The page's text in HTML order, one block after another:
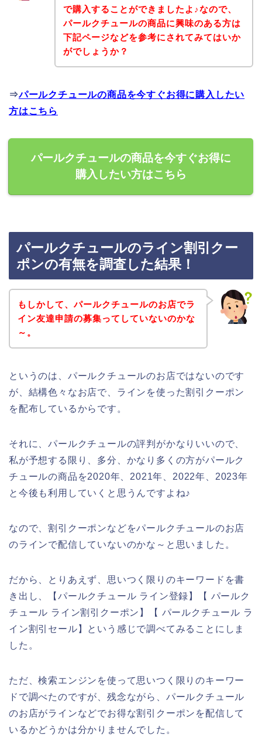
で購入することができましたよ♪なので、
パールクチュールの商品に興味のある方は
下記ページなどを参考にされてみてはいか
がでしょうか？
⇒パールクチュールの商品を今すぐお得に購入したい
方はこちら
パールクチュールの商品を今すぐお得に
購入したい方はこちら
パールクチュールのライン割引クー
ポンの有無を調査した結果！
もしかして、パールクチュールのお店でラ
イン友達申請の募集ってしていないのかな
～。
というのは、パールクチュールのお店ではないのです
が、結構色々なお店で、ラインを使った割引クーポン
を配布しているからです。
それに、パールクチュールの評判がかなりいいので、
私が予想する限り、多分、かなり多くの方がパールク
チュールの商品を2020年、2021年、2022年、2023年
と今後も利用していくと思うんですよね♪
なので、割引クーポンなどをパールクチュールのお店
のラインで配信していないのかな～と思いました。
だから、とりあえず、思いつく限りのキーワードを書
き出し、【パールクチュール ライン登録】【 パールク
チュール ライン割引クーポン】【 パールクチュール ラ
イン割引セール】という感じで調べてみることにしま
した。
ただ、検索エンジンを使って思いつく限りのキーワー
ドで調べたのですが、残念ながら、パールクチュール
のお店がラインなどでお得な割引クーポンを配信して
いるかどうかは分かりませんでした。